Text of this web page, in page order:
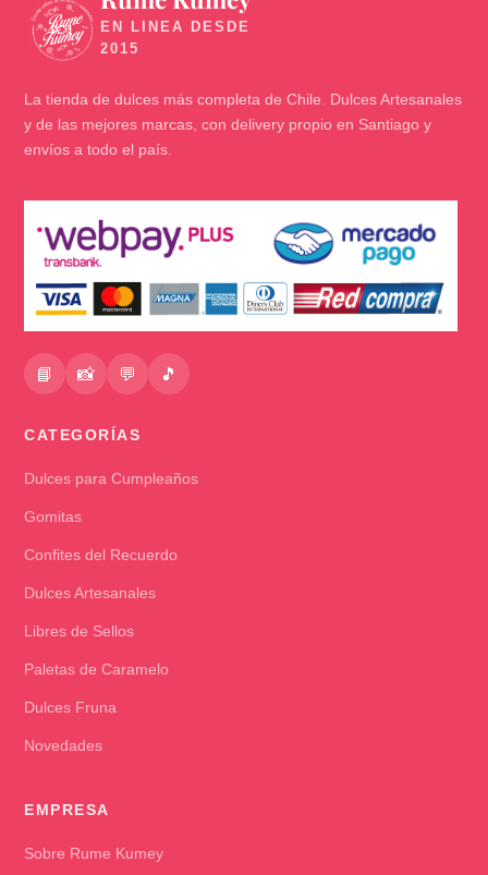
🍬
La tienda de dulces más completa de Chile. Dulces Artesanales
y de las mejores marcas, con delivery propio en Santiago y
envíos a todo el país.
📘 📸 💬 🎵
CATEGORÍAS
Dulces para Cumpleaños
Gomitas
Confites del Recuerdo
Dulces Artesanales
Libres de Sellos
Paletas de Caramelo
Dulces Fruna
Novedades
EMPRESA
Sobre Rume Kumey